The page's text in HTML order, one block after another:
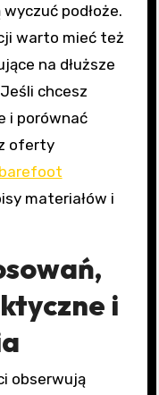
podłoże.
warto mieć też
na dłuższe
chcesz
i porównać
oferty
materiałów i
i
obserwują